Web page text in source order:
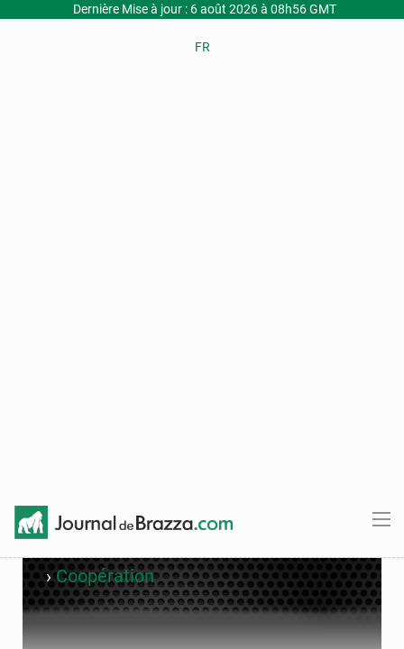
Dernière Mise à jour : 6 août 2026 à 08h56 GMT
FR
›Coopération